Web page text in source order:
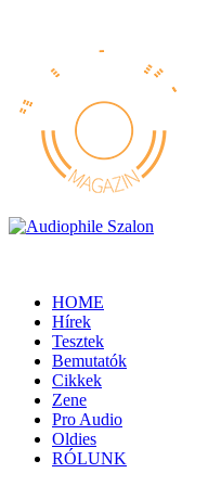
HOME
Hírek
Tesztek
Bemutatók
Cikkek
Zene
Pro Audio
Oldies
RÓLUNK